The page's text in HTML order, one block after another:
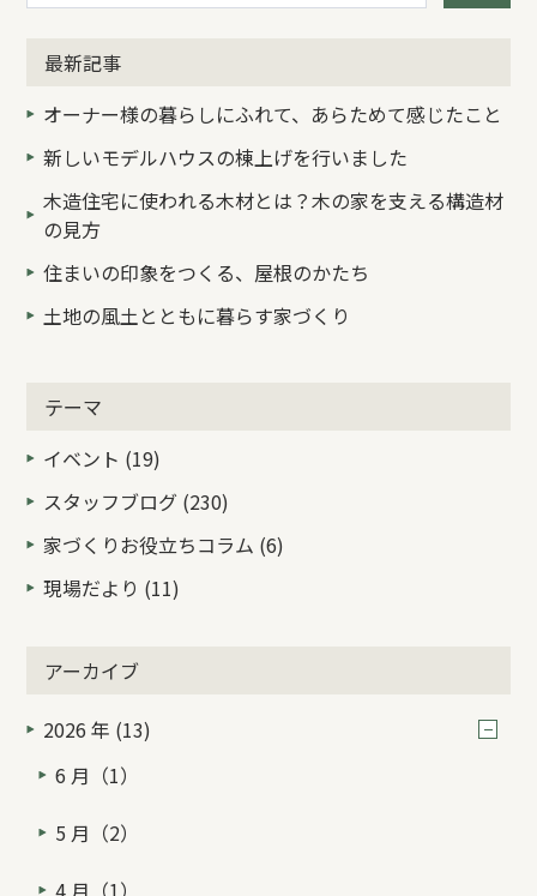
最新記事
オーナー様の暮らしにふれて、あらためて感じたこと
新しいモデルハウスの棟上げを行いました
木造住宅に使われる木材とは？木の家を支える構造材
の見方
住まいの印象をつくる、屋根のかたち
土地の風土とともに暮らす家づくり
テーマ
イベント (19)
スタッフブログ (230)
家づくりお役立ちコラム (6)
現場だより (11)
アーカイブ
2026 年 (13)
6 月（1）
5 月（2）
4 月（1）